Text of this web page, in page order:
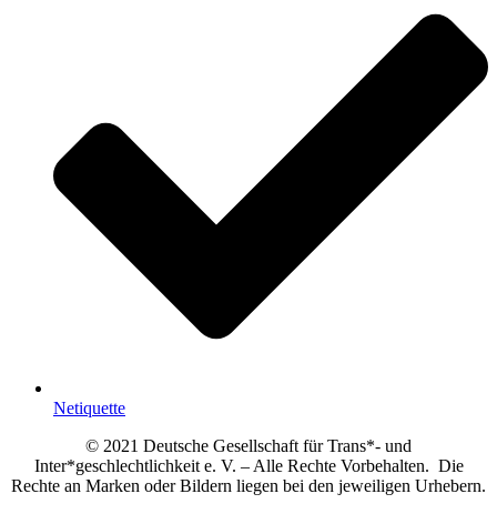
Netiquette
© 2021 Deutsche Gesellschaft für Trans*- und
Inter*geschlechtlichkeit e. V. – Alle Rechte Vorbehalten. Die
Rechte an Marken oder Bildern liegen bei den jeweiligen Urhebern.